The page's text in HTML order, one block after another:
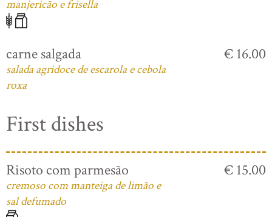
manjericão e frisella
carne salgada
salada agridoce de escarola e cebola
roxa
€ 16.00
First dishes
Risoto com parmesão
cremoso com manteiga de limão e
sal defumado
€ 15.00